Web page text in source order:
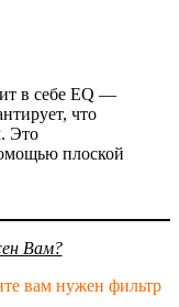
в себе EQ —
что
Это
плоской
Вам?
вам нужен фильтр